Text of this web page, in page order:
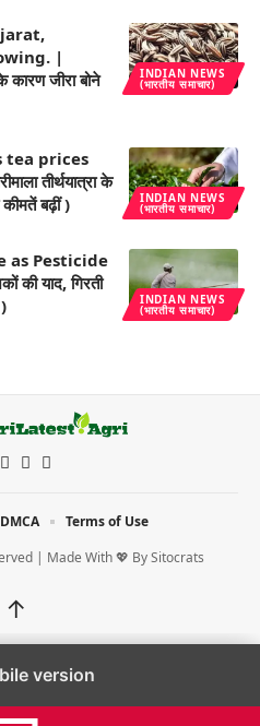
INDIAN NEWS
(भारतीय समाचार)
|
कारण जीरा बोने
INDIAN NEWS
(भारतीय समाचार)
tea prices
तीर्थयात्रा के
बढ़ीं )
INDIAN NEWS
(भारतीय समाचार)
as Pesticide
याद, गिरती
| Made With 💖 BySitocrats
DMCA Terms of Use
↑
version